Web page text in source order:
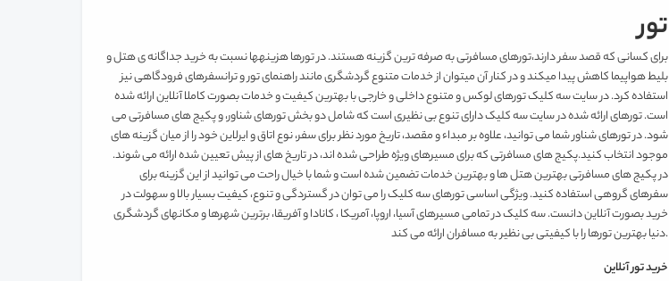
تور
برای کسانی که قصد سفر دارند،تورهای مسافرتی به صرفه ترین گزینه هستند. در تورها هزینه­ها نسبت به خرید جداگانه ی هتل و
بلیط هواپیما کاهش پیدا می­کند و در کنار آن می­توان از خدمات متنوع گردشگری مانند راهنمای تور و ترانسفرهای فرودگاهی نیز
استفاده کرد. در سایت سه کلیک تورهای لوکس و متنوع داخلی و خارجی با بهترین کیفیت و خدمات بصورت کاملا آنلاین ارائه شده
است. تورهای ارائه شده در سایت سه کلیک دارای تنوع بی نظیری است که شامل دو بخش تورهای شناور، و پکیج های مسافرتی می
شود. در تورهای شناور شما می توانید، علاوه بر مبداء و مقصد، تاریخ مورد نظر برای سفر، نوع اتاق و ایرلاین خود را از میان گزینه های
موجود انتخاب کنید.پکیج های مسافرتی که برای مسیرهای ویژه طراحی شده اند، در تاریخ های از پیش تعیین شده ارائه می شوند.
در پکیج های مسافرتی بهترین هتل ها و بهترین خدمات تضمین شده است و شما با خیال راحت می توانید از این گزینه برای
سفرهای گروهی استفاده کنید. ویژگی اساسی تورهای سه کلیک را می توان در گستردگی و تنوع، کیفیت بسیار بالا و سهولت در
خرید بصورت آنلاین دانست. سه کلیک در تمامی مسیرهای آسیا، اروپا، آمریکا ، کانادا و آفریقا، برترین شهرها و مکان­های گردشگری
دنیا بهترین تورها را با کیفیتی بی نظیر به مسافران ارائه می کند.
خرید تور آنلاین